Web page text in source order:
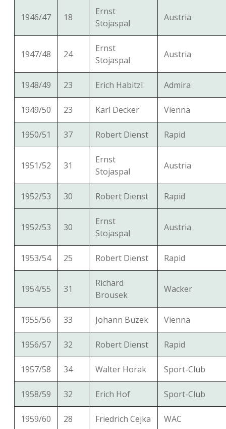
1946/47 18
Ernst
Stojaspal
Austria
1947/48 24
Ernst
Stojaspal
Austria
1948/49 23 Erich Habitzl Admira
1949/50 23 Karl Decker Vienna
1950/51 37 Robert Dienst Rapid
1951/52 31
Ernst
Stojaspal
Austria
1952/53 30 Robert Dienst Rapid
1952/53 30
Ernst
Stojaspal
Austria
1953/54 25 Robert Dienst Rapid
1954/55 31
Richard
Brousek
Wacker
1955/56 33 Johann Buzek Vienna
1956/57 32 Robert Dienst Rapid
1957/58 34 Walter Horak Sport-Club
1958/59 32 Erich Hof Sport-Club
1959/60 28 Friedrich Cejka WAC